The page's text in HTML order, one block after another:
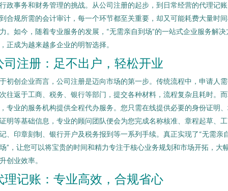
政事务和财务管理的挑战。从公司注册的起步，到日常经营的代理记
合规所需的会计审计，每一个环节都至关重要，却又可能耗费大量时
。如今，随着专业服务的发展，“无需亲自到场”的一站式企业服务解决
正成为越来越多企业的明智选择。
司注册：足不出户，轻松开业
初创企业而言，公司注册是迈向市场的第一步。传统流程中，申请人
往返于工商、税务、银行等部门，提交各种材料，流程复杂且耗时。
专业的服务机构提供全程代办服务。您只需在线提供必要的身份证明
明等基础信息，专业的顾问团队便会为您完成名称核准、章程起草、
、印章刻制、银行开户及税务报到等一系列手续。真正实现了“无需亲
”，让您可以将宝贵的时间和精力专注于核心业务规划和市场开拓，大
创业效率。
理记账：专业高效，合规省心